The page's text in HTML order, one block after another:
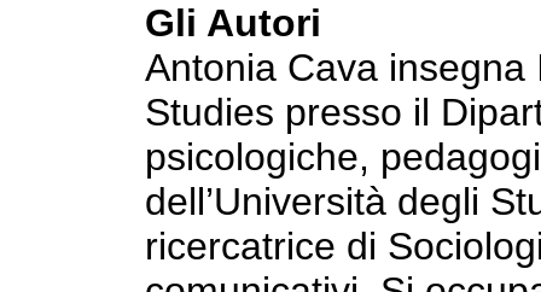
Gli Autori
Antonia Cava
Studies presso il
psicologiche,
dell’Università degli
ricercatrice di